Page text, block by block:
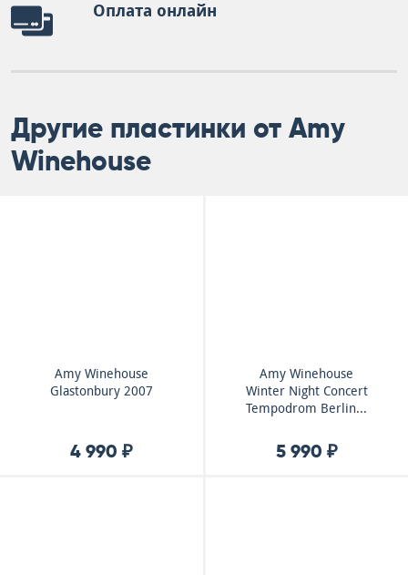
Оплата онлайн
Другие пластинки от Amy
Winehouse
Amy Winehouse
Glastonbury 2007
4 990 ₽
Amy Winehouse
Winter Night Concert
Tempodrom Berlin...
5 990 ₽